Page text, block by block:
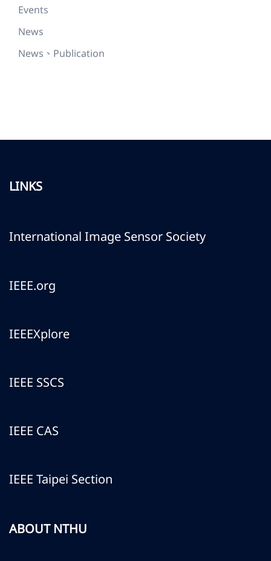
Events
News
News、Publication
LINKS
International Image Sensor Society
IEEE.org
IEEEXplore
IEEE SSCS
IEEE CAS
IEEE Taipei Section
ABOUT NTHU